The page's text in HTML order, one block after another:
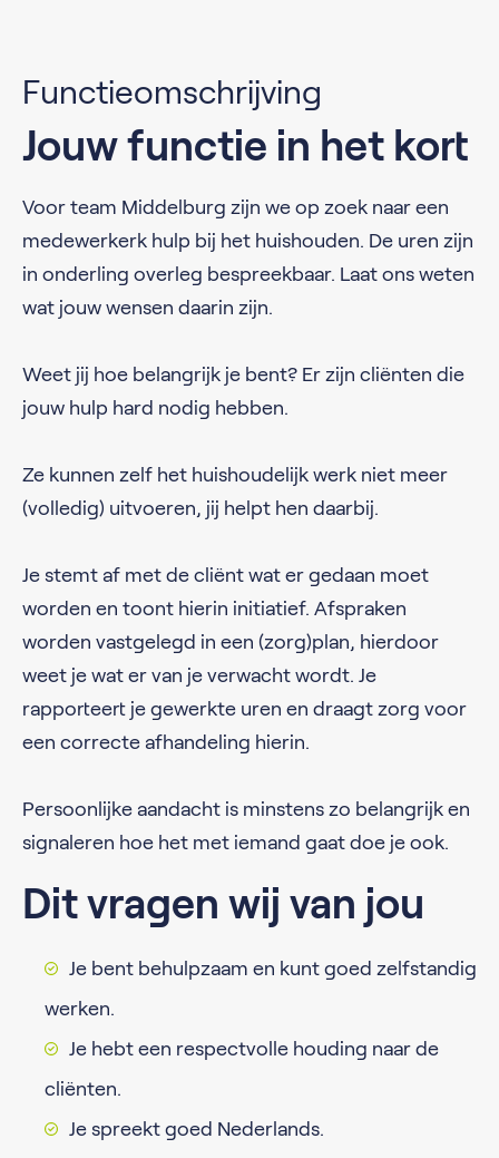
Functieomschrijving
Jouw functie in het kort
Voor team Middelburg zijn we op zoek naar een
medewerkerk hulp bij het huishouden. De uren zijn
in onderling overleg bespreekbaar. Laat ons weten
wat jouw wensen daarin zijn.
Weet jij hoe belangrijk je bent? Er zijn cliënten die
jouw hulp hard nodig hebben.
Ze kunnen zelf het huishoudelijk werk niet meer
(volledig) uitvoeren, jij helpt hen daarbij.
Je stemt af met de cliënt wat er gedaan moet
worden en toont hierin initiatief. Afspraken
worden vastgelegd in een (zorg)plan, hierdoor
weet je wat er van je verwacht wordt. Je
rapporteert je gewerkte uren en draagt zorg voor
een correcte afhandeling hierin.
Persoonlijke aandacht is minstens zo belangrijk en
signaleren hoe het met iemand gaat doe je ook.
Dit vragen wij van jou
Je bent behulpzaam en kunt goed zelfstandig
werken.
Je hebt een respectvolle houding naar de
cliënten.
Je spreekt goed Nederlands.